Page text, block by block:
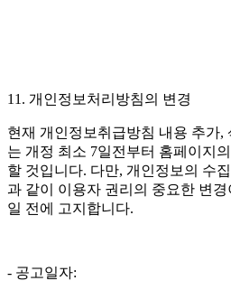
11. 개인정보처리방침의 변경
현재 개인정보취급방침 내용 추가,
는 개정 최소 7일전부터 홈페이지
할 것입니다. 다만, 개인정보의 수
과 같이 이용자 권리의 중요한 변
일 전에 고지합니다.
- 공고일자: